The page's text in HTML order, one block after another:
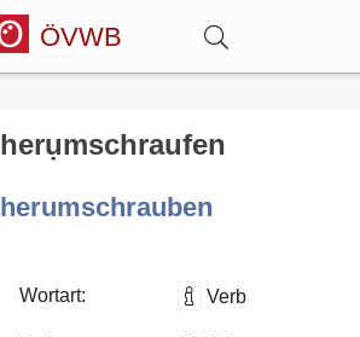
ÖVWB
Wörterbuch
herụmschraufen
herumschrauben
Wortart: Verb